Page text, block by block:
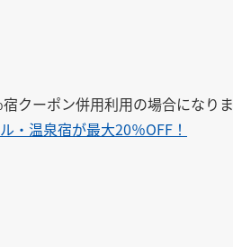
クーポン併用利用の場合になりま
・温泉宿が最大20％OFF！